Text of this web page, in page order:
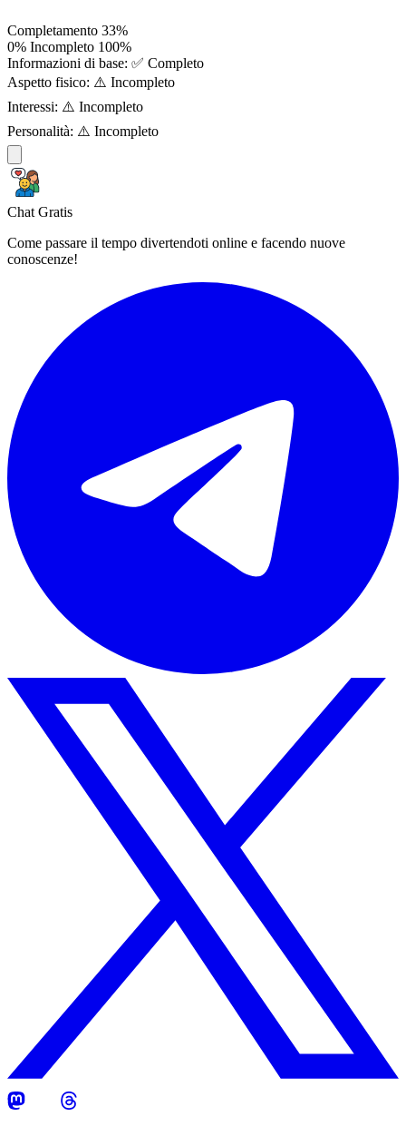
Completamento 33%
0% Incompleto 100%
Informazioni di base: ✅ Completo
Aspetto fisico: ⚠️ Incompleto
Interessi: ⚠️ Incompleto
Personalità: ⚠️ Incompleto
Chat Gratis
Come passare il tempo divertendoti online e facendo nuove
conoscenze!